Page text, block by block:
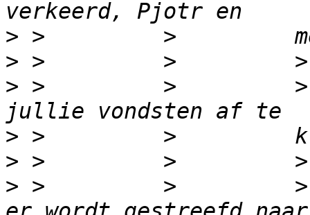
>
>
> >         >         >
>
>
> >         >         >